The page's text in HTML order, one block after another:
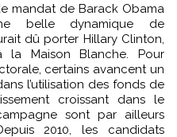
mandat de Barack Obama
belle dynamique de
dû porter Hillary Clinton,
la Maison Blanche. Pour
certains avancent un
l’utilisation des fonds de
croissant dans le
sont par ailleurs
2010, les candidats